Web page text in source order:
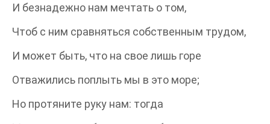
И безнадежно нам мечтать о том,
Чтоб с ним сравняться собственным трудом,
И может быть, что на свое лишь горе
Отважились поплыть мы в это море;
Но протяните руку нам: тогда